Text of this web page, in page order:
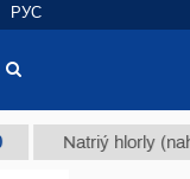
Natriý hlorly (nahar
РУС